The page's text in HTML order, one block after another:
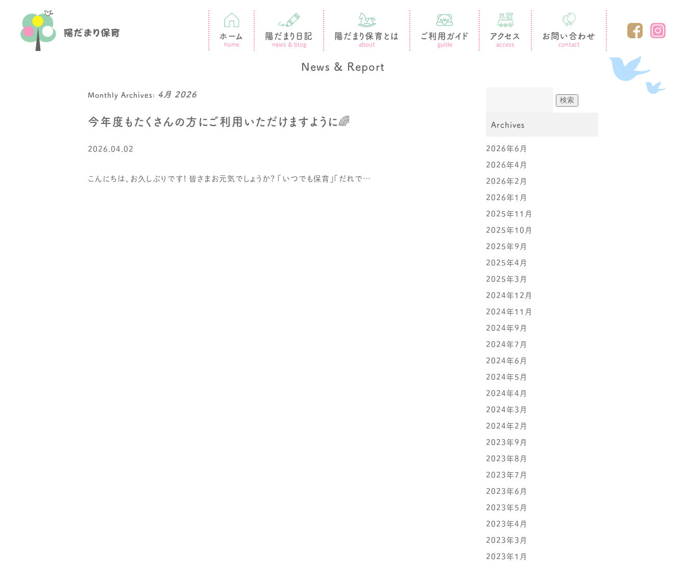
Skip
to
content
ホーム
home
陽だまり日記
news & blog
陽だまり保育とは
about
ご利用ガイド
guide
アクセス
access
お問い合わせ
contact
News & Report
Monthly Archives: 4月 2026
今年度もたくさんの方にご利用いただけますように🌈
2026.04.02
こんにちは、お久しぶりです! 皆さまお元気でしょうか? 「いつでも保育」「だれで…
Archives
2026年6月
2026年4月
2026年2月
2026年1月
2025年11月
2025年10月
2025年9月
2025年4月
2025年3月
2024年12月
2024年11月
2024年9月
2024年7月
2024年6月
2024年5月
2024年4月
2024年3月
2024年2月
2023年9月
2023年8月
2023年7月
2023年6月
2023年5月
2023年4月
2023年3月
2023年1月